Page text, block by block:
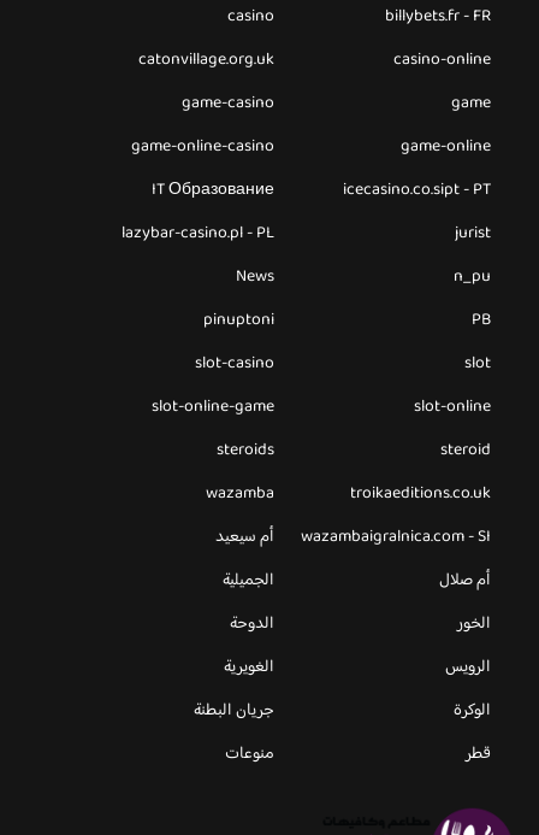
billybets.fr - FR
casino
casino-online
catonvillage.org.uk
game
game-casino
game-online
game-online-casino
icecasino.co.sipt - PT
IT Образование
jurist
lazybar-casino.pl - PL
n_pu
News
PB
pinuptoni
slot
slot-casino
slot-online
slot-online-game
steroid
steroids
troikaeditions.co.uk
wazamba
wazambaigralnica.com - SI
أم سيعيد
أم صلال
الجميلية
الخور
الدوحة
الرويس
الغويرية
الوكرة
جريان البطنة
قطر
منوعات